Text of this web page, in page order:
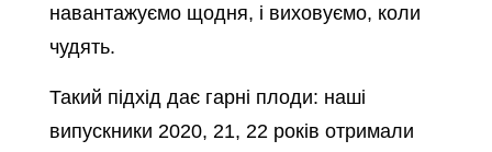
навантажуємо щодня, і виховуємо, коли
чудять.
Такий підхід дає гарні плоди: наші
випускники 2020, 21, 22 років отримали